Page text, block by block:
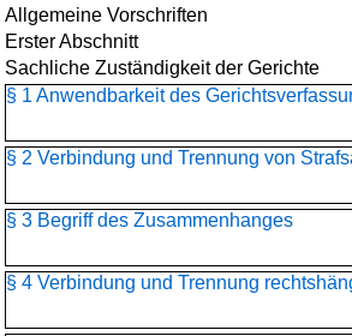
Allgemeine Vorschriften
Erster Abschnitt
Sachliche Zuständigkeit der Gerichte
§ 1 Anwendbarkeit des
§ 2 Verbindung und Trennung von
§ 3 Begriff des Zusammenhanges
§ 4 Verbindung und Trennung